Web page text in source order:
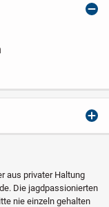
aus privater Haltung
Die jagdpassionierten
nie einzeln gehalten